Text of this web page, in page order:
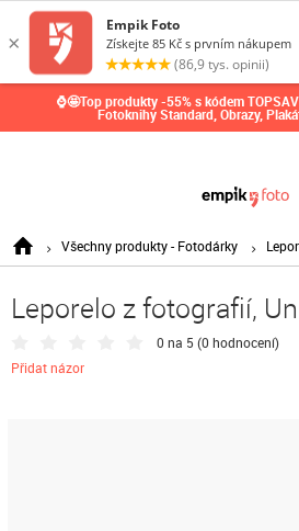
⌚🤩Top produkty -55% s kódem
Fotoknihy Standard, Obrazy,
Všechny produkty - Fotodárky
Leporelo z fotografií,
0 na 5 (0 hodnocení)
Přidat názor